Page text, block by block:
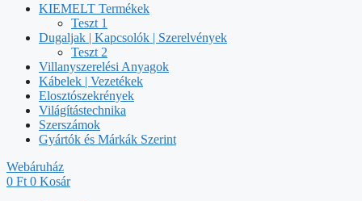
KIEMELT Termékek
Teszt 1
Dugaljak | Kapcsolók | Szerelvények
Teszt 2
Villanyszerelési Anyagok
Kábelek | Vezetékek
Elosztószekrények
Világítástechnika
Szerszámok
Gyártók és Márkák Szerint
Webáruház
0 Ft 0 Kosár